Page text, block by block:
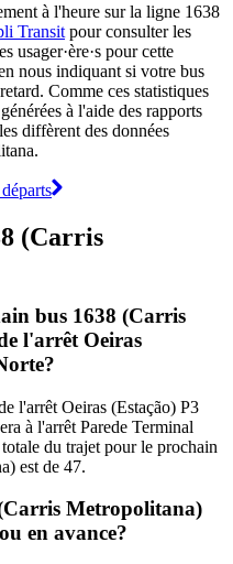
à l'heure sur la ligne 1638
Transit pour consulter les
usager·ère·s pour cette
nous indiquant si votre bus
Comme ces statistiques
à l'aide des rapports
diffèrent des données
(Carris
bus 1638 (Carris
l'arrêt Oeiras
l'arrêt Oeiras (Estação) P3
à l'arrêt Parede Terminal
du trajet pour le prochain
est de 47.
Metropolitana)
en avance?